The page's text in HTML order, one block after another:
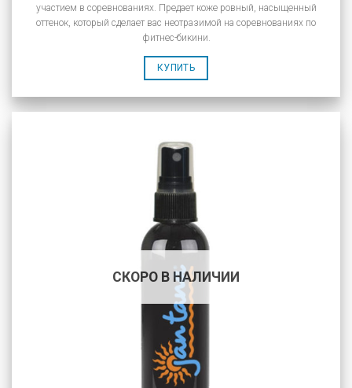
участием в соревнованиях. Предает коже ровный, насыщенный
оттенок, который сделает вас неотразимой на соревнованиях по
фитнес-бикини.
КУПИТЬ
СКОРО В НАЛИЧИИ